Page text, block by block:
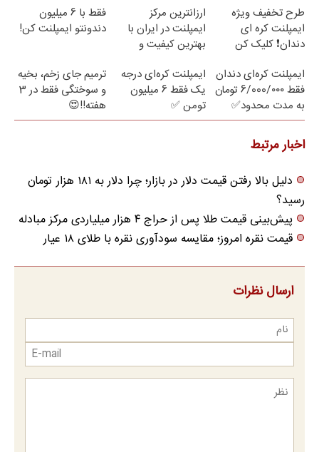
طرح تخفیف ویژه
ایمپلنت کره ای
دندان❗ کلیک کن
ارزانترین مرکز
ایمپلنت در ایران با
بهترین کیفیت و
فقط با 6 میلیون
دندونتو ایمپلنت کن!
ایمپلنت کره‌ای دندان
فقط 6/000/۰۰۰ تومان
به مدت محدود✅
ایمپلنت کره‌ای درجه
یک فقط 6 میلیون
تومن ✅
ترمیم جای زخم، بخیه
و سوختگی فقط در 3
هفته!!😍
اخبار مرتبط
دلیل بالا رفتن قیمت دلار در بازار؛ چرا دلار به ۱۸۱ هزار تومان
رسید؟
پیش‌بینی قیمت طلا پس از حراج ۴ هزار میلیاردی مرکز مبادله
قیمت نقره امروز؛ مقایسه سودآوری نقره با طلای ۱۸ عیار
ارسال نظرات